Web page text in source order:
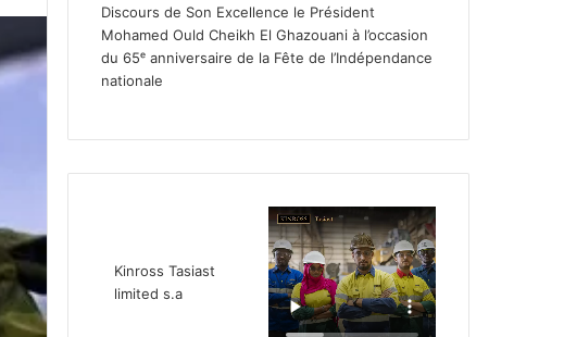
Discours de Son Excellence le Président
Mohamed Ould Cheikh El Ghazouani à l’occasion
du 65ᵉ anniversaire de la Fête de l’Indépendance
nationale
Kinross Tasiast
limited s.a